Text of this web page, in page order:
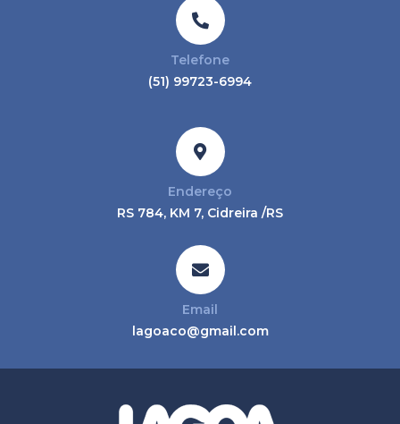
Telefone
(51) 99723-6994
Endereço
RS 784, KM 7, Cidreira /RS
Email
lagoaco@gmail.com